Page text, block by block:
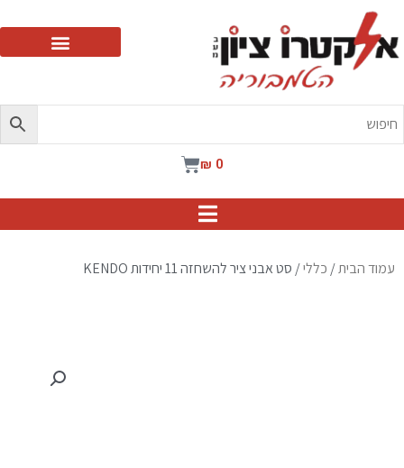
₪ 0
עגלת
עמוד הבית/ כללי/ סט אבני ציר להשחזה 11 יחידות KENDO